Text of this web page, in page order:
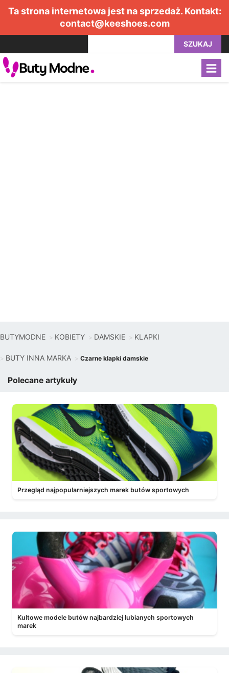
Ta strona internetowa jest na sprzedaż. Kontakt:
contact@keeshoes.com
SZUKAJ
BUTYMODNE KOBIETY DAMSKIE KLAPKI
BUTY INNA MARKA Czarne klapki damskie
Polecane artykuły
Przegląd najpopularniejszych marek butów sportowych
Kultowe modele butów najbardziej lubianych sportowych
marek